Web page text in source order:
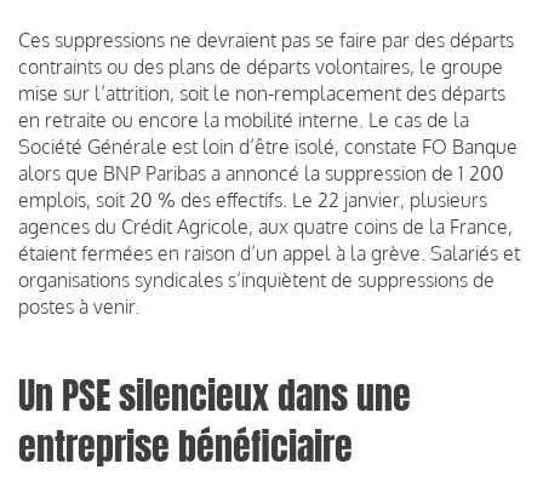
Ces suppressions ne devraient pas se faire par des départs
contraints ou des plans de départs volontaires, le groupe
mise sur l’attrition, soit le non-remplacement des départs
en retraite ou encore la mobilité interne. Le cas de la
Société Générale est loin d’être isolé, constate FO Banque
alors que BNP Paribas a annoncé la suppression de 1 200
emplois, soit 20 % des effectifs. Le 22 janvier, plusieurs
agences du Crédit Agricole, aux quatre coins de la France,
étaient fermées en raison d’un appel à la grève. Salariés et
organisations syndicales s’inquiètent de suppressions de
postes à venir.
Un PSE silencieux dans une
entreprise bénéficiaire